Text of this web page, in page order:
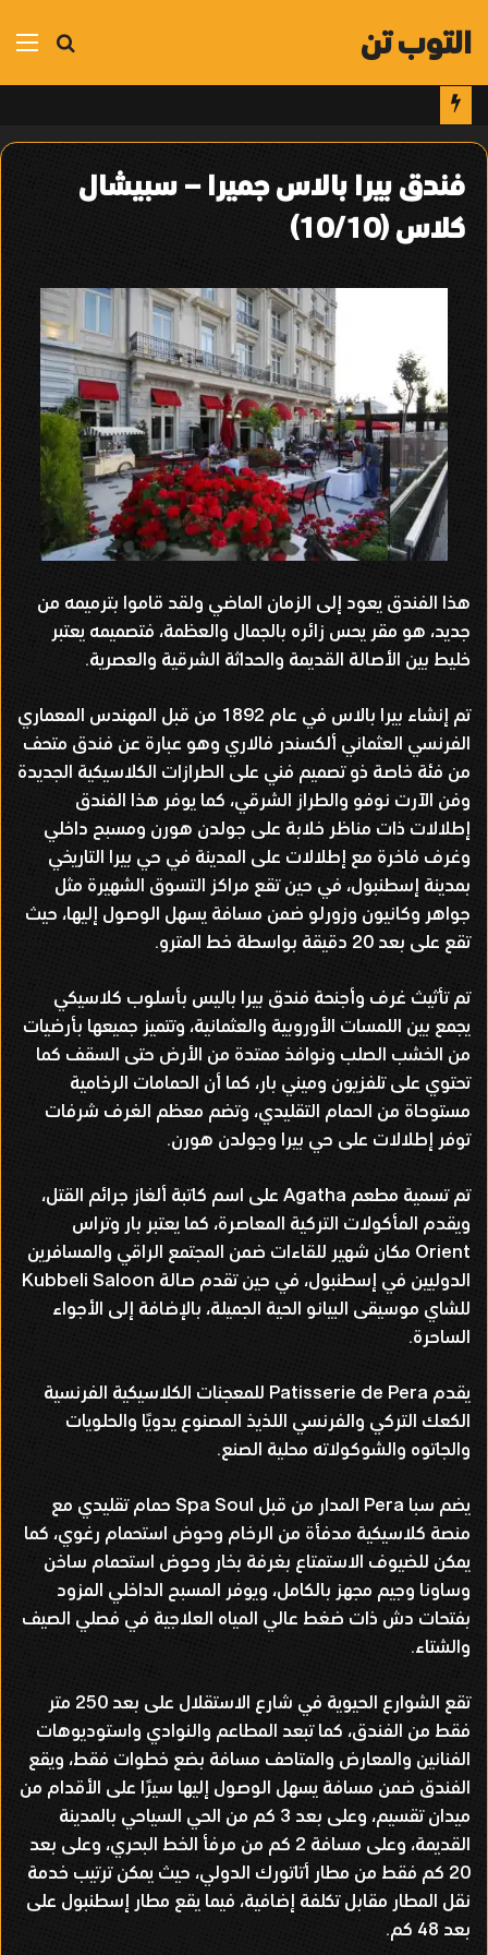
بحث
التوب تن
فندق بيرا بالاس جميرا – سبيشال
كلاس (10/10)
هذا الفندق يعود إلى الزمان الماضي ولقد قاموا بترميمه من
جديد، هو مقر يحس زائره بالجمال والعظمة، فتصميمه يعتبر
خليط بين الأصالة القديمة والحداثة الشرقية والعصرية.
تم إنشاء بيرا بالاس في عام 1892 من قبل المهندس المعماري
الفرنسي العثماني ألكسندر فالاري وهو عبارة عن فندق متحف
من فئة خاصة ذو تصميم فني على الطرازات الكلاسيكية الجديدة
وفن الآرت نوفو والطراز الشرقي، كما يوفر هذا الفندق
إطلالات ذات مناظر خلابة على جولدن هورن ومسبح داخلي
وغرف فاخرة مع إطلالات على المدينة في حي بيرا التاريخي
بمدينة إسطنبول، في حين تقع مراكز التسوق الشهيرة مثل
جواهر وكانيون وزورلو ضمن مسافة يسهل الوصول إليها، حيث
تقع على بعد 20 دقيقة بواسطة خط المترو.
تم تأثيث غرف وأجنحة فندق بيرا باليس بأسلوب كلاسيكي
يجمع بين اللمسات الأوروبية والعثمانية، وتتميز جميعها بأرضيات
من الخشب الصلب ونوافذ ممتدة من الأرض حتى السقف كما
تحتوي على تلفزيون وميني بار، كما أن الحمامات الرخامية
مستوحاة من الحمام التقليدي، وتضم معظم الغرف شرفات
توفر إطلالات على حي بيرا وجولدن هورن.
تم تسمية مطعم Agatha على اسم كاتبة ألغاز جرائم القتل،
ويقدم المأكولات التركية المعاصرة، كما يعتبر بار وتراس
Orient مكان شهير للقاءات ضمن المجتمع الراقي والمسافرين
الدوليين في إسطنبول، في حين تقدم صالة Kubbeli Saloon
للشاي موسيقى البيانو الحية الجميلة، بالإضافة إلى الأجواء
الساحرة.
يقدم Patisserie de Pera للمعجنات الكلاسيكية الفرنسية
الكعك التركي والفرنسي اللذيذ المصنوع يدويًا والحلويات
والجاتوه والشوكولاته محلية الصنع.
يضم سبا Pera المدار من قبل Spa Soul حمام تقليدي مع
منصة كلاسيكية مدفأة من الرخام وحوض استحمام رغوي، كما
يمكن للضيوف الاستمتاع بغرفة بخار وحوض استحمام ساخن
وساونا وجيم مجهز بالكامل، ويوفر المسبح الداخلي المزود
بفتحات دش ذات ضغط عالي المياه العلاجية في فصلي الصيف
والشتاء.
تقع الشوارع الحيوية في شارع الاستقلال على بعد 250 متر
فقط من الفندق، كما تبعد المطاعم والنوادي واستوديوهات
الفنانين والمعارض والمتاحف مسافة بضع خطوات فقط، ويقع
الفندق ضمن مسافة يسهل الوصول إليها سيرًا على الأقدام من
ميدان تقسيم، وعلى بعد 3 كم من الحي السياحي بالمدينة
القديمة، وعلى مسافة 2 كم من مرفأ الخط البحري، وعلى بعد
20 كم فقط من مطار أتاتورك الدولي، حيث يمكن ترتيب خدمة
نقل المطار مقابل تكلفة إضافية، فيما يقع مطار إسطنبول على
بعد 48 كم.